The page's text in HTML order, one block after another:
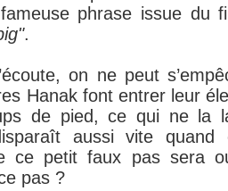
phrase issue du
.
on ne peut
Hanak font entrer leur
de pied, ce qui ne la
disparaît aussi vite
ce petit faux pas sera
pas ?